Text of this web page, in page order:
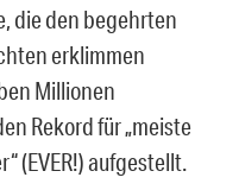
die den begehrten
erklimmen
Millionen
Rekord für „meiste
(EVER!) aufgestellt.